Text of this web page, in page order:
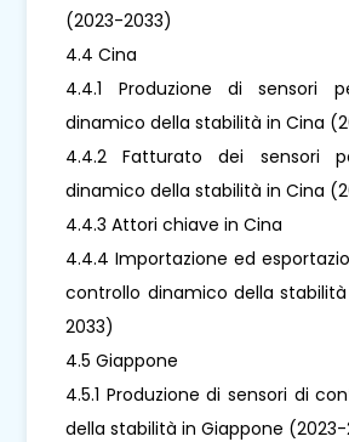
(2023-2033)
4.4 Cina
4.4.1 Produzione di sensori
dinamico della stabilità in Cina
4.4.2 Fatturato dei sensori
dinamico della stabilità in Cina
4.4.3 Attori chiave in Cina
4.4.4 Importazione ed
controllo dinamico della
2033)
4.5 Giappone
4.5.1 Produzione di sensori di
della stabilità in Giappone (2023-